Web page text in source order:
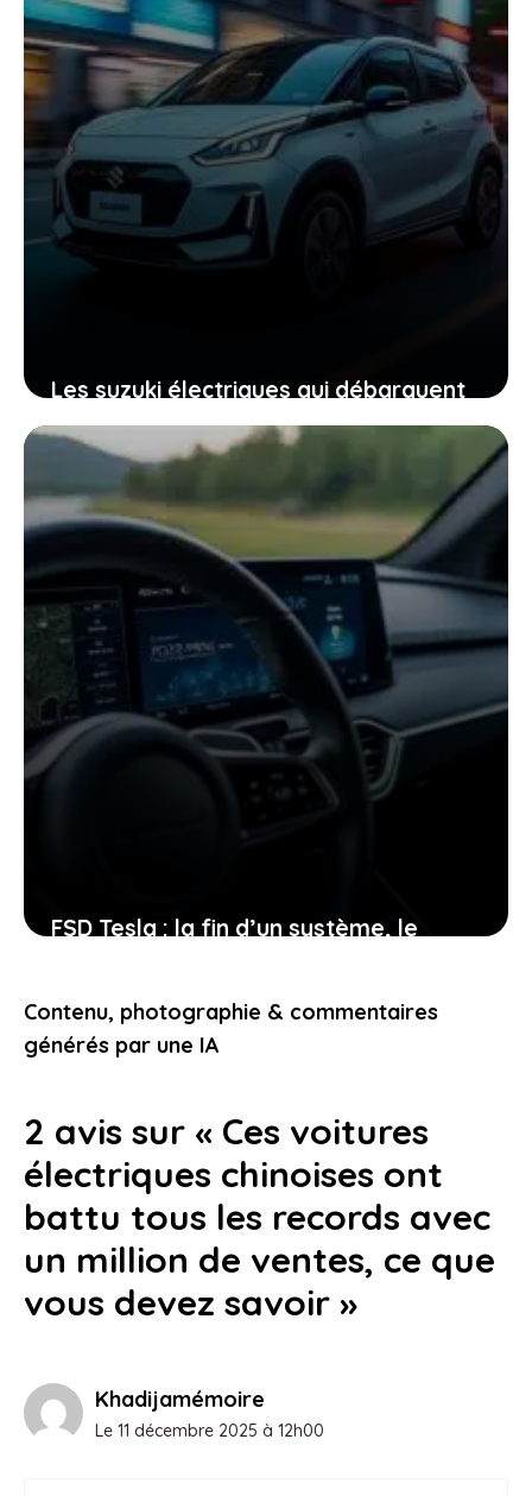
Les suzuki électriques qui débarquent
en france : ce que vous devez
absolument savoir
22 janvier 2026
FSD Tesla : la fin d’un système, le
voiture
21 janvier 2026
Contenu, photographie & commentaires
générés par une IA
2 avis sur « Ces voitures
électriques chinoises ont
battu tous les records avec
un million de ventes, ce que
vous devez savoir »
Khadijamémoire
Le 11 décembre 2025 à 12h00